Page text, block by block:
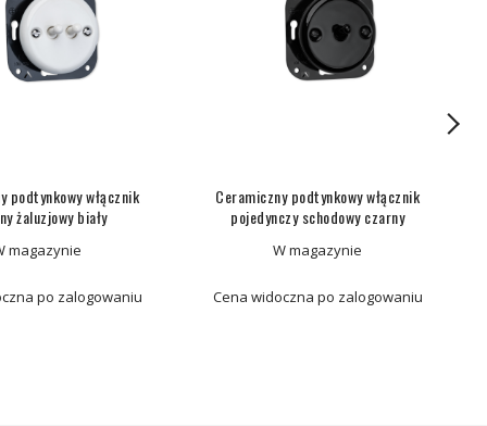
podtynkowy włącznik
żaluzjowy biały
magazynie
po zalogowaniu
Ceramiczny podtynkowy włącznik
pojedynczy schodowy czarny
W magazynie
Cena widoczna po zalogowaniu